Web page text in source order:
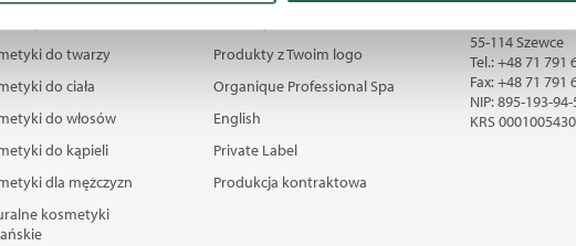
i reklam, aby oferować Ci funkcje społecznościowe i analizować
z naszej aplikacji, udostępniania społecznościowego, dostępnego
z innych urządzeń elektrycznych od Ciebie lub uzyskiwanych
do twarzy
do ciała
do włosów
do kąpieli
dla mężczyzn
kosmetyki
Produkty z Twoim logo
Organique Professional Spa
English
Private Label
Produkcja kontraktowa
55-114 Szewce
Tel.:+48 71 791
Fax:+48 71 791
NIP: 895-193-
KRS0001005430